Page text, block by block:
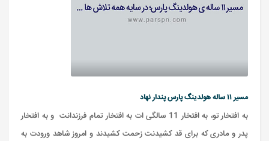
مسیر ۱۱ ساله هولدینگ پارس پندار نهاد
به افتخار تو، به افتخار 11 سالگی ات به افتخار تمام فرزندانت و به افتخار
پدر و مادری که برای قد کشیدنت زحمت کشیدند و امروز شاهد ورودت به